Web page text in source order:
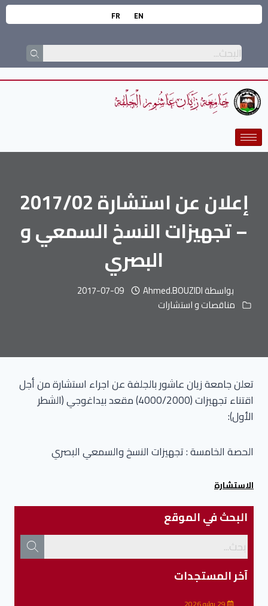
EN
FR
إعلان عن استشارة 2017/02
– تجهيزات النسخ السمعي و
البصري
بواسطةAhmed.BOUZIDI
2017-07-09
مناقصات و استشارات
تعلن جامعة زيان عاشور بالجلفة عن اجراء استشارة من أجل
اقتناء تجهيزات (4000/2000) مقعد بيداغوجي (الشطر
الأول):
الحصة الخامسة : تجهيزات النسخ والسمعي البصري
الاستشارة
البحث في الموقع
آخر المستجدات